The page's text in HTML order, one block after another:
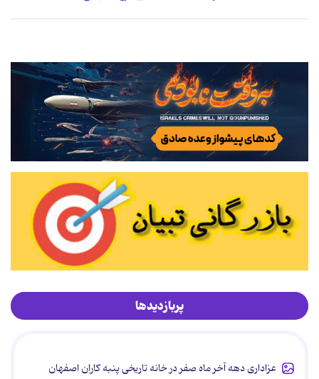
پربازدیدها
عزاداری دهه آخر ماه صفر در خانه تاریخی پنبه کاران اصفهان